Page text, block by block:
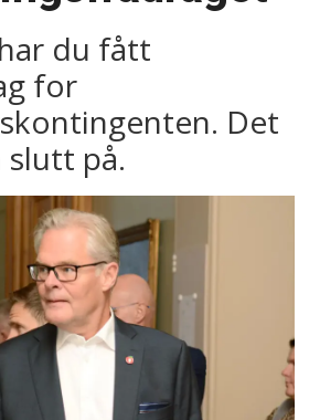
du fått
for
Det
slutt på.